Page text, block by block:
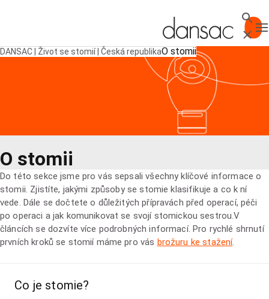
Hledat
Zavřít
DANSAC | Život se stomií | Česká republikaO stomii
O stomii
Do této sekce jsme pro vás sepsali všechny klíčové informace o
stomii. Zjistíte, jakými způsoby se stomie klasifikuje a co k ní
vede. Dále se dočtete o důležitých přípravách před operací, péči
po operaci a jak komunikovat se svojí stomickou sestrou.V
článcích se dozvíte více podrobných informací. Pro rychlé shrnutí
prvních kroků se stomií máme pro vás brožuru ke stažení.
Co je stomie?